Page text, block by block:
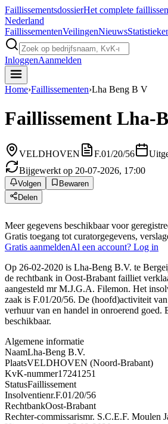
FaillissementsdossierHet complete
Nederland
FaillissementenVeilingenNieuws
InloggenAanmelden
Home›Faillissementen›Lha Beng B V
Faillissement Lha-
VELDHOVEN F.01/20/56
Bijgewerkt op 20-07-2026, 17:00
Volgen
Bewaren
Delen
Meer gegevens beschikbaar voor
Gratis toegang tot curatorgegevens,
Gratis aanmeldenAl een account? Log in
Op 26-02-2020 is Lha-Beng B.V. te
de rechtbank in Oost-Brabant failliet
aangesteld mr M.J.G.A. Filemon. Het
zaak is F.01/20/56. De (hoofd)activiteit
verhuur van en handel in onroerend goed.
beschikbaar.
Algemene informatie
NaamLha-Beng B.V.
PlaatsVELDHOVEN (Noord-Brabant)
KvK-nummer17241251
StatusFaillissement
Insolventienr.F.01/20/56
RechtbankOost-Brabant
Rechter-commissarismr. S.C.E.F. Moulen